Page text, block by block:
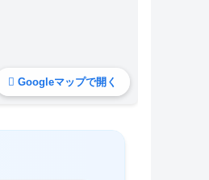
Googleマップで開く